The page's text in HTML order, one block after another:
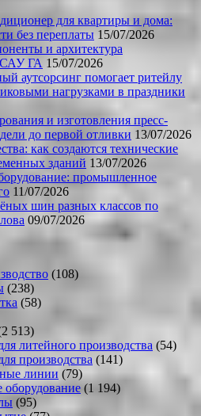
для квартиры и дома:
без переплаты 15/07/2026
и архитектура
САУ ГА 15/07/2026
аутсорсинг помогает ритейлу
нагрузками в праздники
и изготовления пресс-
до первой отливки 13/07/2026
как создаются технические
зданий 13/07/2026
промышленное
11/07/2026
шин разных классов по
09/07/2026
(108)
(238)
(58)
513)
литейного производства (54)
производства (141)
линии (79)
(1 194)
(95)